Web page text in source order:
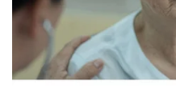
Kinh tế
Bất động sản
Khởi nghiệp